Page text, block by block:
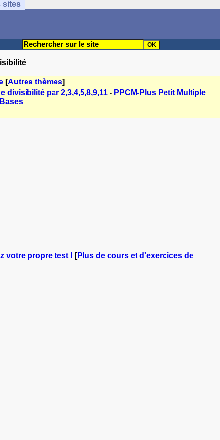
sites
[Autres thèmes]
divisibilité par 2,3,4,5,8,9,11 - PPCM-Plus Petit Multiple
Bases
votre propre test ! [Plus de cours et d'exercices de